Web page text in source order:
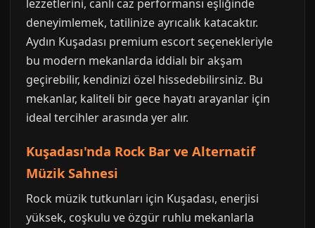
lezzetlerini, canlı caz performansı eşliğinde
deneyimlemek, tatilinize ayrıcalık katacaktır.
Aydın Kuşadası premium escort seçenekleriyle
bu modern mekanlarda iddialı bir akşam
geçirebilir, kendinizi özel hissedebilirsiniz. Bu
mekanlar, kaliteli bir gece hayatı arayanlar için
ideal tercihler arasında yer alır.
Kuşadası'nda Rock Bar ve Alternatif
Müzik Sahnesi
Rock müzik tutkunları için Kuşadası, enerjisi
yüksek, coşkulu ve özgür ruhlu mekanlarla